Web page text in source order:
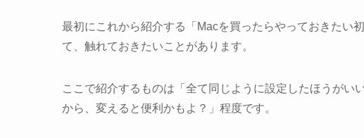
最初にこれから紹介する「Macを買ったらやっておきたい
て、触れておきたいことがあります。
ここで紹介するものは「全て同じように設定したほうがい
から、変えると便利かもよ？」程度です。